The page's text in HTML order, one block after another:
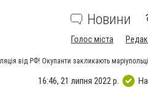
Новини
Голос міста
від РФ! Окупанти закликають
16:46, 21 липня 2022 р.